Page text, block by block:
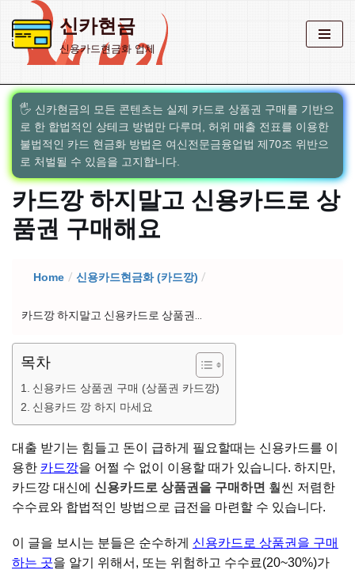
콘
로
건
너
뛰
기
신카현금
신용카드현금화 업체
🖐️ 신카현금의 모든 콘텐츠는 실제 카드로 상품권 구매를 기반으
로 한 합법적인 상테크 방법만 다루며, 허위 매출 전표를 이용한
불법적인 카드 현금화 방법은 여신전문금융업법 제70조 위반으
로 처벌될 수 있음을 고지합니다.
카드깡 하지말고 신용카드로 상
품권 구매해요
Home / 신용카드현금화 (카드깡) /
카드깡 하지말고 신용카드로 상품권...
목차
신용카드 상품권 구매 (상품권 카드깡)
신용카드 깡 하지 마세요
대출 받기는 힘들고 돈이 급하게 필요할때는 신용카드를 이
용한 카드깡을 어쩔 수 없이 이용할 때가 있습니다. 하지만,
카드깡 대신에 신용카드로 상품권을 구매하면 훨씬 저렴한
수수료와 합법적인 방법으로 급전을 마련할 수 있습니다.
이 글을 보시는 분들은 순수하게 신용카드로 상품권을 구매
하는 곳을 알기 위해서, 또는 위험하고 수수료(20~30%)가